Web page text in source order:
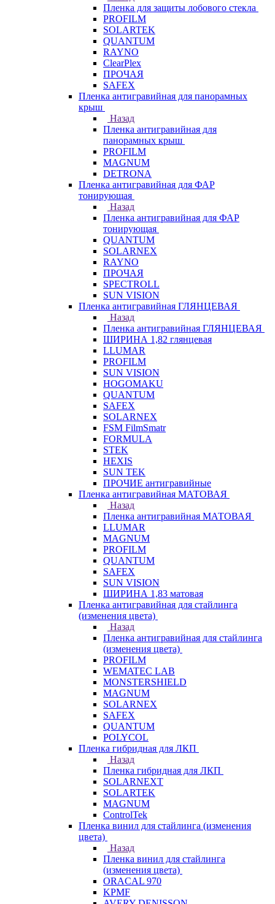
Пленка для защиты лобового стекла
PROFILM
SOLARTEK
QUANTUM
RAYNO
ClearPlex
ПРОЧАЯ
SAFEX
Пленка антигравийная для панорамных
крыш
Назад
Пленка антигравийная для
панорамных крыш
PROFILM
MAGNUM
DETRONA
Пленка антигравийная для ФАР
тонирующая
Назад
Пленка антигравийная для ФАР
тонирующая
QUANTUM
SOLARNEX
RAYNO
ПРОЧАЯ
SPECTROLL
SUN VISION
Пленка антигравийная ГЛЯНЦЕВАЯ
Назад
Пленка антигравийная ГЛЯНЦЕВАЯ
ШИРИНА 1,82 глянцевая
LLUMAR
PROFILM
SUN VISION
HOGOMAKU
QUANTUM
SAFEX
SOLARNEX
FSM FilmSmatr
FORMULA
STEK
HEXIS
SUN TEK
ПРОЧИЕ антигравийные
Пленка антигравийная МАТОВАЯ
Назад
Пленка антигравийная МАТОВАЯ
LLUMAR
MAGNUM
PROFILM
QUANTUM
SAFEX
SUN VISION
ШИРИНА 1,83 матовая
Пленка антигравийная для стайлинга
(изменения цвета)
Назад
Пленка антигравийная для стайлинга
(изменения цвета)
PROFILM
WEMATEC LAB
MONSTERSHIELD
MAGNUM
SOLARNEX
SAFEX
QUANTUM
POLYCOL
Пленка гибридная для ЛКП
Назад
Пленка гибридная для ЛКП
SOLARNEXT
SOLARTEK
MAGNUM
ControlTek
Пленка винил для стайлинга (изменения
цвета)
Назад
Пленка винил для стайлинга
(изменения цвета)
ORACAL 970
KPMF